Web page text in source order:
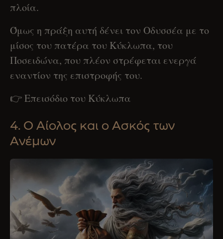
πλοία.
Όμως η πράξη αυτή δένει τον Οδυσσέα με το
μίσος του πατέρα του Κύκλωπα, του
Ποσειδώνα, που πλέον στρέφεται ενεργά
εναντίον της επιστροφής του.
👉 Επεισόδιο του Κύκλωπα
4. Ο Αίολος και ο Ασκός των
Ανέμων